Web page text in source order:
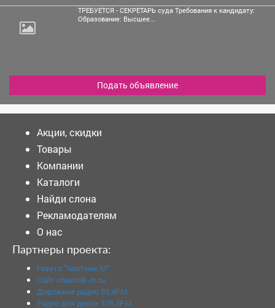
ТРЕБУЕТСЯ - СЕКРЕТАРЬ суда Требования к кандидату:
Образование: Высшее...
Подать объявление
Акции, скидки
Товары
Компании
Каталоги
Найди слона
Рекламодателям
О нас
Партнеры проекта:
Газета "Частник-М"
Сайт chastnik-m.ru
Дорожное радио 93.4FM
Радио для двоих 105.3FM